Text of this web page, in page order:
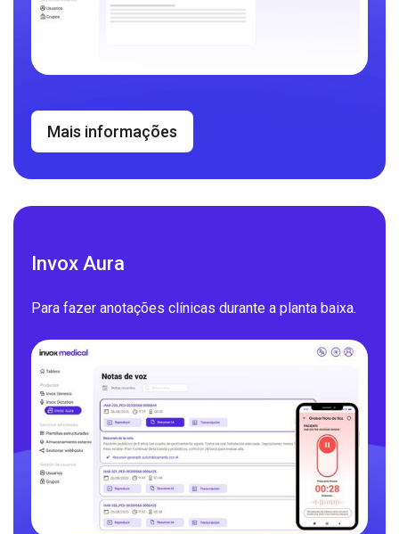
Mais informações
Invox Aura
Para fazer anotações clínicas durante a planta baixa.